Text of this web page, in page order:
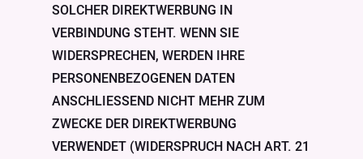
SOLCHER DIREKTWERBUNG IN
VERBINDUNG STEHT. WENN SIE
WIDERSPRECHEN, WERDEN IHRE
PERSONENBEZOGENEN DATEN
ANSCHLIESSEND NICHT MEHR ZUM
ZWECKE DER DIREKTWERBUNG
VERWENDET (WIDERSPRUCH NACH ART. 21